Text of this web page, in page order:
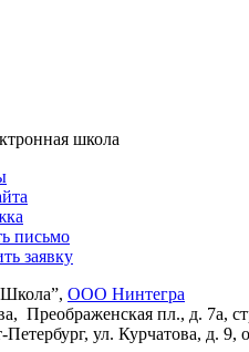
школа
письмо
заявку
ООО Нинтегра
Преображенская пл., д. 7а,
ул. Курчатова, д. 9,